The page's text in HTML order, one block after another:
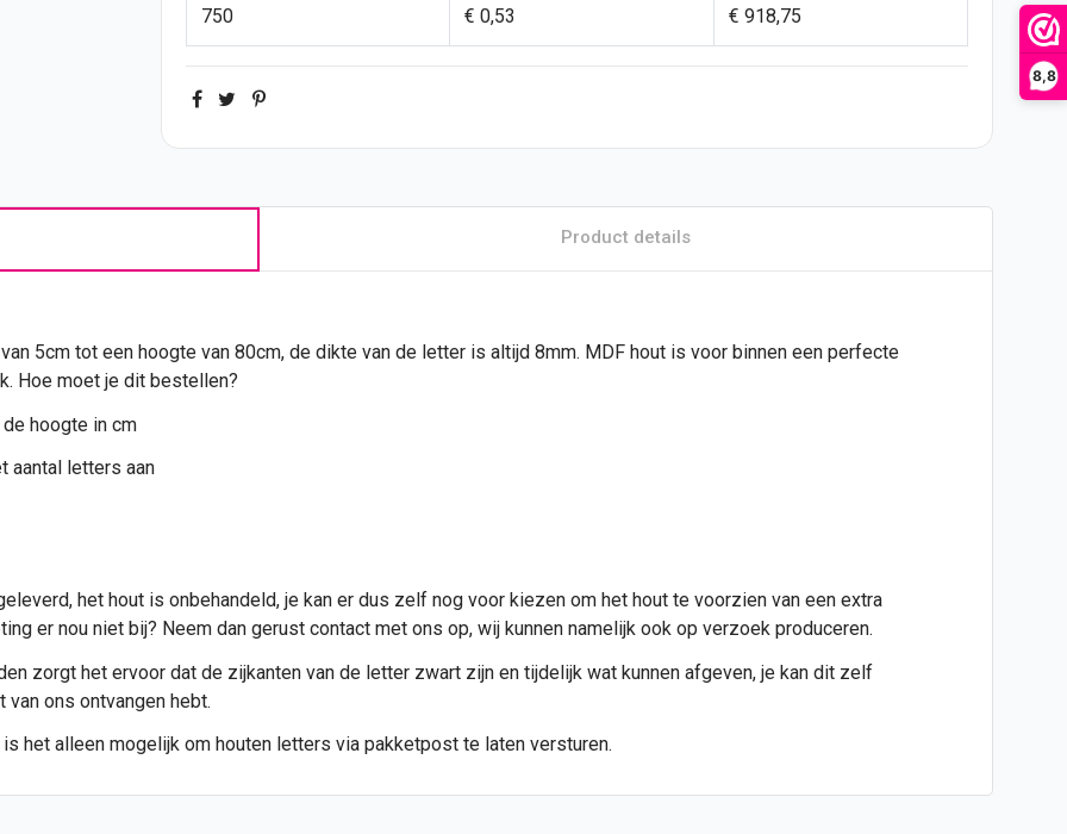
8,8
750 € 0,53 € 918,75
Product details
5cm tot een hoogte van 80cm, de dikte van de letter is altijd 8mm. MDF hout is voor binnen een perfecte
Hoe moet je dit bestellen?
hoogte in cm
aantal letters aan
het hout is onbehandeld, je kan er dus zelf nog voor kiezen om het hout te voorzien van een extra
er nou niet bij? Neem dan gerust contact met ons op, wij kunnen namelijk ook op verzoek produceren.
zorgt het ervoor dat de zijkanten van de letter zwart zijn en tijdelijk wat kunnen afgeven, je kan dit zelf
ons ontvangen hebt.
het alleen mogelijk om houten letters via pakketpost te laten versturen.